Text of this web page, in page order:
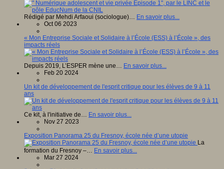
Rédigé par Mehdi Arfaoui (sociologue)… En savoir plus...
Oct 06 2023
« Mon Entreprise Sociale et Solidaire à l’École (ESS) à l’École », des
impacts réels
Depuis 2019, L’ESPER mène une… En savoir plus...
Feb 20 2024
Un kit de développement de l'esprit critique pour les élèves de 9 à 11
ans
Ce kit, à l'initiative de… En savoir plus...
Nov 27 2023
Exposition Panorama 25 du Fresnoy, école née d’une utopie
La
formation du Fresnoy –… En savoir plus...
Mar 27 2024